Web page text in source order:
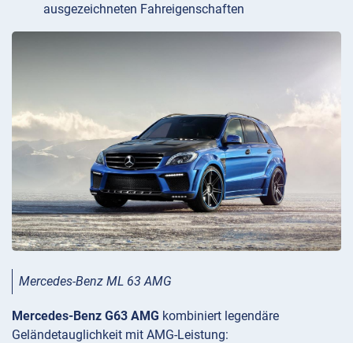
ausgezeichneten Fahreigenschaften
Mercedes-Benz ML 63 AMG
Mercedes-Benz G63 AMG kombiniert legendäre
Geländetauglichkeit mit AMG-Leistung: